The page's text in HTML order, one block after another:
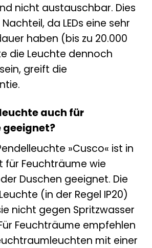
nicht austauschbar. Dies
da LEDs eine sehr
haben (bis zu 20.000
die Leuchte dennoch
greift die
auch für
geeignet?
»Cusco« ist in
für Feuchträume wie
Duschen geeignet. Die
(in der Regel IP20)
nicht gegen Spritzwasser
Feuchträume empfehlen
mit einer